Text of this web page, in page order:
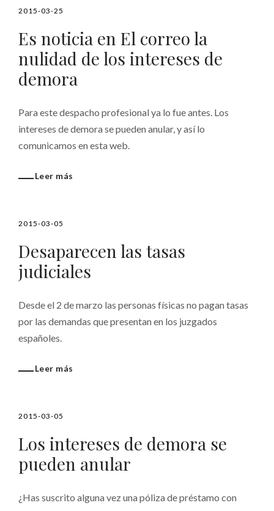
2015-03-25
Es noticia en El correo la
nulidad de los intereses de
demora
Para este despacho profesional ya lo fue antes. Los
intereses de demora se pueden anular, y así lo
comunicamos en esta web.
Leer más
2015-03-05
Desaparecen las tasas
judiciales
Desde el 2 de marzo las personas físicas no pagan tasas
por las demandas que presentan en los juzgados
españoles.
Leer más
2015-03-05
Los intereses de demora se
pueden anular
¿Has suscrito alguna vez una póliza de préstamo con